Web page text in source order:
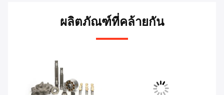
ผลิตภัณฑ์ที่คล้ายกัน